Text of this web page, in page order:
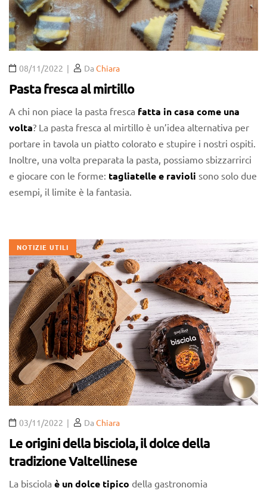
08/11/2022 DaChiara
Pasta fresca al mirtillo
A chi non piace la pasta fresca fatta in casa come una
volta? La pasta fresca al mirtillo è un’idea alternativa per
portare in tavola un piatto colorato e stupire i nostri ospiti.
Inoltre, una volta preparata la pasta, possiamo sbizzarrirci
e giocare con le forme: tagliatelle e ravioli sono solo due
esempi, il limite è la fantasia.
NOTIZIE UTILI
03/11/2022 DaChiara
Le origini della bisciola, il dolce della
tradizione Valtellinese
La bisciola è un dolce tipico della gastronomia